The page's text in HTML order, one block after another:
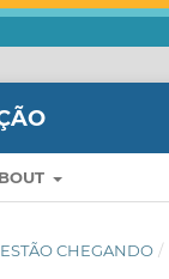
CHEGANDO /